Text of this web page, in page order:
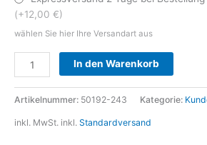
(+12,00 €)
wählen Sie hier Ihre Versandart aus
In den Warenkorb
Artikelnummer: 50192-243 Kategorie:
inkl. MwSt. inkl. Standardversand